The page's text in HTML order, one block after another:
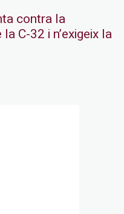
contra la
C-32 i n’exigeix la